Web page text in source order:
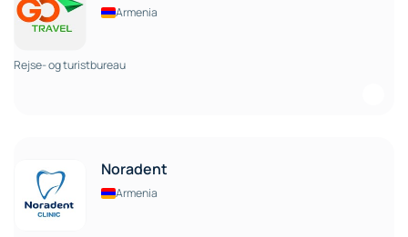
Armenia
Rejse- og turistbureau
Noradent
Armenia